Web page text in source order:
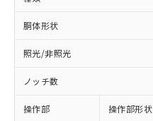
胴体形状
照光/非照光
ノッチ数
操作部 操作部形状